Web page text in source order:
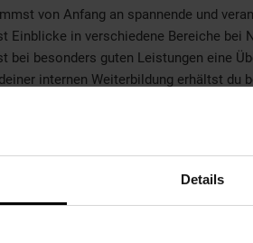
Details
von Anfang an spannende und
Einblicke in verschiedene Bereiche bei
bei besonders guten Leistungen eine
internen Weiterbildung erhältst du
Informationen